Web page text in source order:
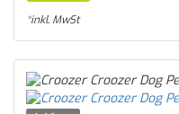
*inkl. MwSt